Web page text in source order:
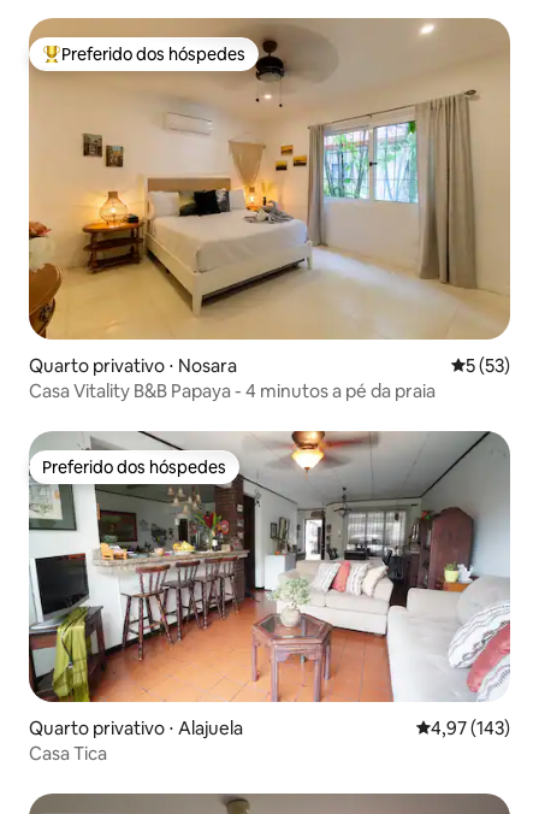
Entre os melhores preferidos dos hóspedes
Preferido dos hóspedes
Quarto privativo ⋅ Nosara 5 de uma
5 (53)
Casa Vitality B&B Papaya - 4 minutos a pé da praia
Preferido dos hóspedes
Preferido dos hóspedes
Quarto privativo ⋅ Alajuela 4,97 de uma
4,97 (143)
Casa Tica